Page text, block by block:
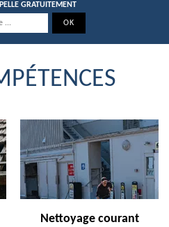
GRATUITEMENT
Nettoyage courant